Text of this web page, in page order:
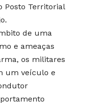
Posto Territorial
de uma
e ameaças
os militares
um veículo e